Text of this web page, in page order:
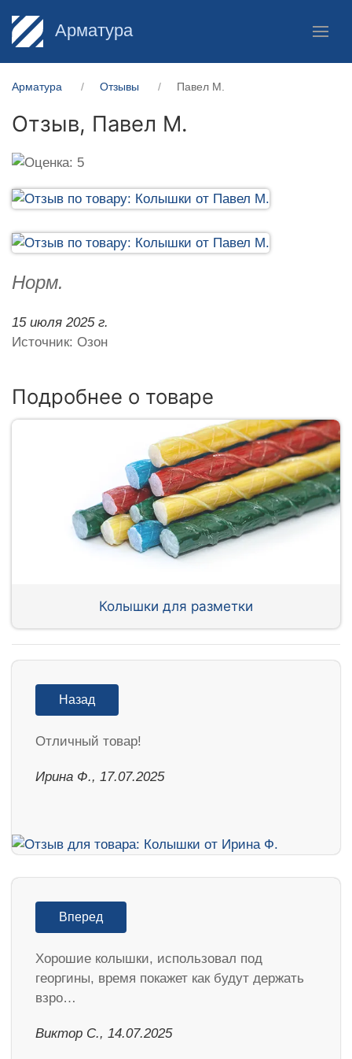
Арматура
Арматура Отзывы Павел М.
Отзыв, Павел М.
Норм.
15 июля 2025 г.
Источник: Озон
Подробнее о товаре
Колышки для разметки
Назад
Отличный товар!
Ирина Ф., 17.07.2025
Вперед
Хорошие колышки, использовал под
георгины, время покажет как будут держать
взро…
Виктор С., 14.07.2025